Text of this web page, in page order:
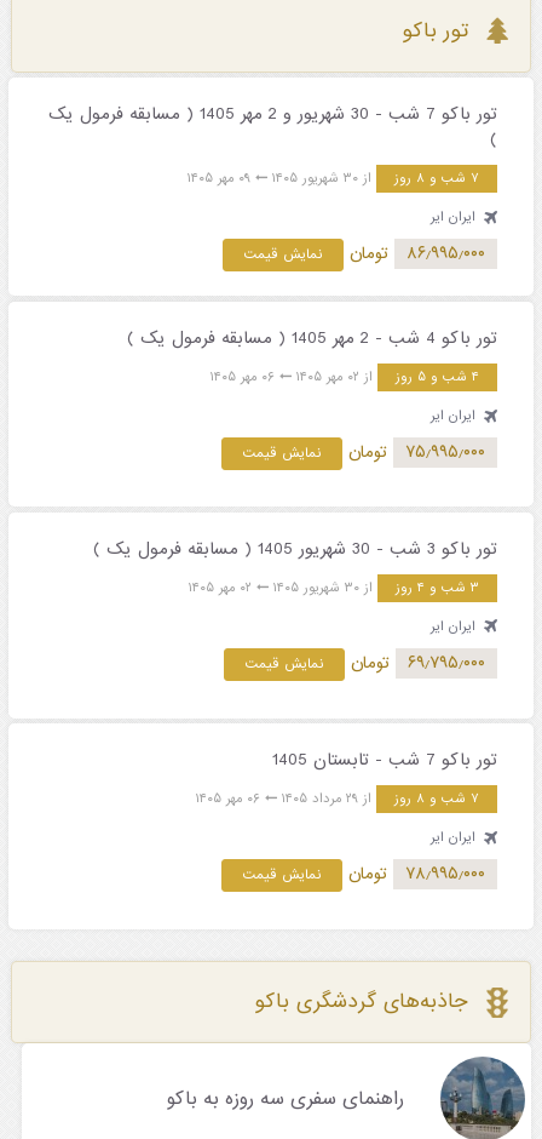
تور باکو
تور باکو 7 شب - 30 شهریور و 2 مهر 1405 ( مسابقه فرمول یک
)
۷ شب و ۸ روز از ۳۰ شهریور ۱۴۰۵
۰۹ مهر ۱۴۰۵
ایران ایر
۸۶٫۹۹۵٫۰۰۰ تومان نمایش قیمت
تور باکو 4 شب - 2 مهر 1405 ( مسابقه فرمول یک )
۴ شب و ۵ روز از ۰۲ مهر ۱۴۰۵
۰۶ مهر ۱۴۰۵
ایران ایر
۷۵٫۹۹۵٫۰۰۰ تومان نمایش قیمت
تور باکو 3 شب - 30 شهریور 1405 ( مسابقه فرمول یک )
۳ شب و ۴ روز از ۳۰ شهریور ۱۴۰۵
۰۲ مهر ۱۴۰۵
ایران ایر
۶۹٫۷۹۵٫۰۰۰ تومان نمایش قیمت
تور باکو 7 شب - تابستان 1405
۷ شب و ۸ روز از ۲۹ مرداد ۱۴۰۵
۰۶ مهر ۱۴۰۵
ایران ایر
۷۸٫۹۹۵٫۰۰۰ تومان نمایش قیمت
جاذبه‌های گردشگری باکو
راهنمای سفری سه روزه به باکو